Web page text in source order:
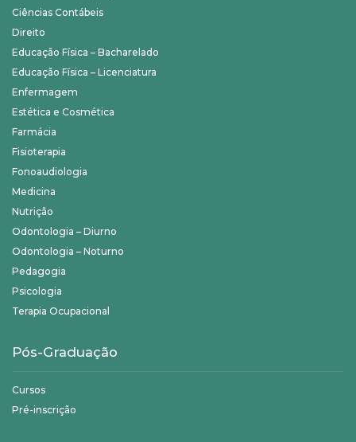
Ciências Contábeis
Direito
Educação Física – Bacharelado
Educação Física – Licenciatura
Enfermagem
Estética e Cosmética
Farmácia
Fisioterapia
Fonoaudiologia
Medicina
Nutrição
Odontologia – Diurno
Odontologia – Noturno
Pedagogia
Psicologia
Terapia Ocupacional
Pós-Graduação
Cursos
Pré-inscrição